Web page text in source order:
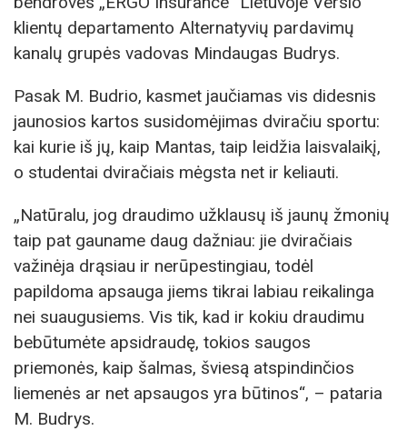
klientų departamento Alternatyvių pardavimų
kanalų grupės vadovas Mindaugas Budrys.
Pasak M. Budrio, kasmet jaučiamas vis didesnis
jaunosios kartos susidomėjimas dviračiu sportu:
kai kurie iš jų, kaip Mantas, taip leidžia laisvalaikį,
o studentai dviračiais mėgsta net ir keliauti.
„Natūralu, jog draudimo užklausų iš jaunų žmonių
taip pat gauname daug dažniau: jie dviračiais
važinėja drąsiau ir nerūpestingiau, todėl
papildoma apsauga jiems tikrai labiau reikalinga
nei suaugusiems. Vis tik, kad ir kokiu draudimu
bebūtumėte apsidraudę, tokios saugos
priemonės, kaip šalmas, šviesą atspindinčios
liemenės ar net apsaugos yra būtinos“, – pataria
M. Budrys.